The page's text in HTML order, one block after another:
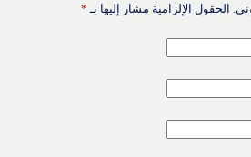
الحقول الإلزامية مشار إليها بـ *